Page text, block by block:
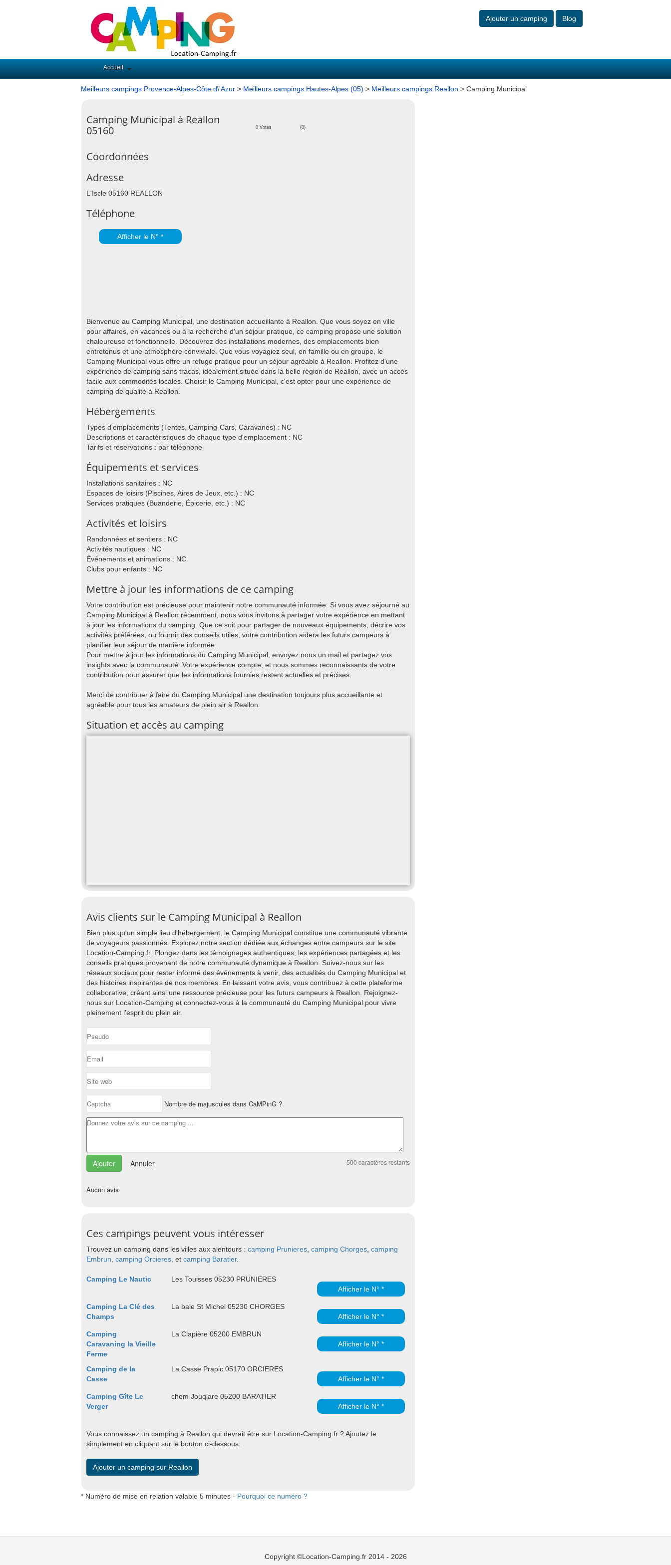
Ajouter un camping Blog
Accueil
Meilleurs campings Provence-Alpes-Côte d\'Azur > Meilleurs campings Hautes-Alpes (05) > Meilleurs campings Reallon > Camping Municipal
Camping Municipal à Reallon
05160
0 Votes (0)
Coordonnées
Adresse
L'Iscle 05160 REALLON
Téléphone
Afficher le N° *
Bienvenue au Camping Municipal, une destination accueillante à Reallon. Que vous soyez en ville
pour affaires, en vacances ou à la recherche d'un séjour pratique, ce camping propose une solution
chaleureuse et fonctionnelle. Découvrez des installations modernes, des emplacements bien
entretenus et une atmosphère conviviale. Que vous voyagiez seul, en famille ou en groupe, le
Camping Municipal vous offre un refuge pratique pour un séjour agréable à Reallon. Profitez d'une
expérience de camping sans tracas, idéalement située dans la belle région de Reallon, avec un accès
facile aux commodités locales. Choisir le Camping Municipal, c'est opter pour une expérience de
camping de qualité à Reallon.
Hébergements
Types d'emplacements (Tentes, Camping-Cars, Caravanes) : NC
Descriptions et caractéristiques de chaque type d'emplacement : NC
Tarifs et réservations : par téléphone
Équipements et services
Installations sanitaires : NC
Espaces de loisirs (Piscines, Aires de Jeux, etc.) : NC
Services pratiques (Buanderie, Épicerie, etc.) : NC
Activités et loisirs
Randonnées et sentiers : NC
Activités nautiques : NC
Événements et animations : NC
Clubs pour enfants : NC
Mettre à jour les informations de ce camping
Votre contribution est précieuse pour maintenir notre communauté informée. Si vous avez séjourné au
Camping Municipal à Reallon récemment, nous vous invitons à partager votre expérience en mettant
à jour les informations du camping. Que ce soit pour partager de nouveaux équipements, décrire vos
activités préférées, ou fournir des conseils utiles, votre contribution aidera les futurs campeurs à
planifier leur séjour de manière informée.
Pour mettre à jour les informations du Camping Municipal, envoyez nous un mail et partagez vos
insights avec la communauté. Votre expérience compte, et nous sommes reconnaissants de votre
contribution pour assurer que les informations fournies restent actuelles et précises.
Merci de contribuer à faire du Camping Municipal une destination toujours plus accueillante et
agréable pour tous les amateurs de plein air à Reallon.
Situation et accès au camping
Avis clients sur le Camping Municipal à Reallon
Bien plus qu'un simple lieu d'hébergement, le Camping Municipal constitue une communauté vibrante
de voyageurs passionnés. Explorez notre section dédiée aux échanges entre campeurs sur le site
Location-Camping.fr. Plongez dans les témoignages authentiques, les expériences partagées et les
conseils pratiques provenant de notre communauté dynamique à Reallon. Suivez-nous sur les
réseaux sociaux pour rester informé des événements à venir, des actualités du Camping Municipal et
des histoires inspirantes de nos membres. En laissant votre avis, vous contribuez à cette plateforme
collaborative, créant ainsi une ressource précieuse pour les futurs campeurs à Reallon. Rejoignez-
nous sur Location-Camping et connectez-vous à la communauté du Camping Municipal pour vivre
pleinement l'esprit du plein air.
Nombre de majuscules dans CaMPinG ?
Annuler 500 caractères restants
Aucun avis
Ces campings peuvent vous intéresser
Trouvez un camping dans les villes aux alentours : camping Prunieres camping Chorges camping
Embrun camping Orcieres , et camping Baratier.
Camping Le Nautic
Les Touisses 05230 PRUNIERES
Afficher le N° *
Camping La Clé des
Champs
La baie St Michel 05230 CHORGES
Afficher le N° *
Camping
Caravaning la Vieille
Ferme
La Clapière 05200 EMBRUN
Afficher le N° *
Camping de la
Casse
La Casse Prapic 05170 ORCIERES
Afficher le N° *
Camping Gîte Le
Verger
chem Jouqlare 05200 BARATIER
Afficher le N° *
Vous connaissez un camping à Reallon qui devrait être sur Location-Camping.fr ? Ajoutez le
simplement en cliquant sur le bouton ci-dessous.
Ajouter un camping sur Reallon
* Numéro de mise en relation valable 5 minutes - Pourquoi ce numéro ?
Copyright ©Location-Camping.fr 2014 - 2026